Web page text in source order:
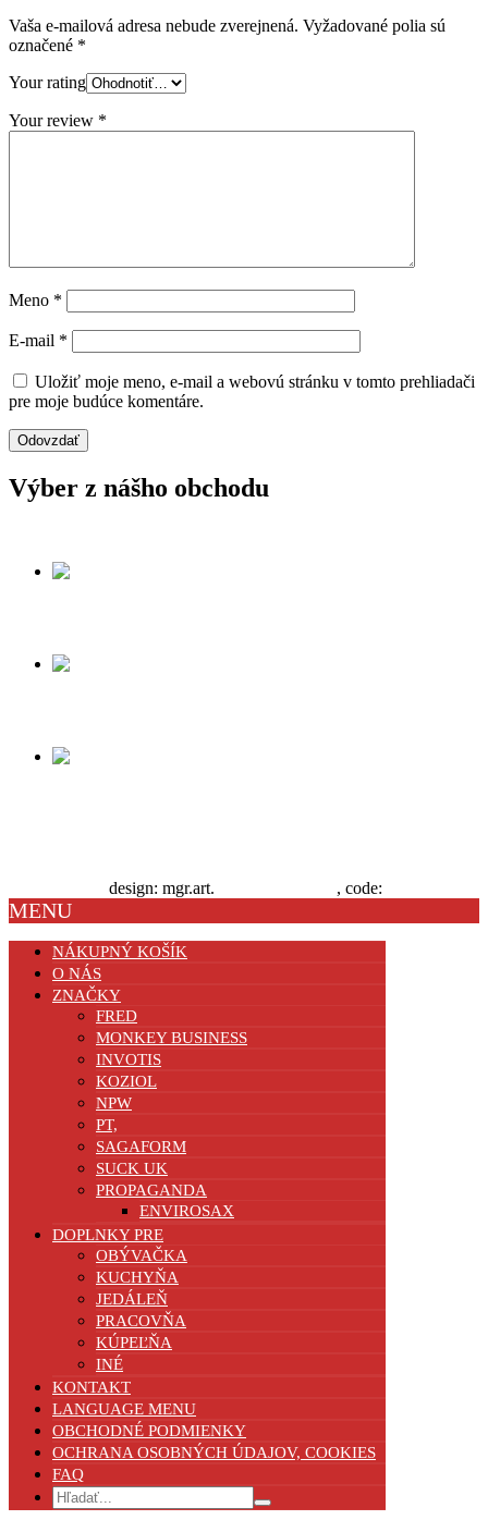
Vaša e-mailová adresa nebude zverejnená. Vyžadované polia sú
označené *
Your rating
Your review *
Meno *
E-mail *
Uložiť moje meno, e-mail a webovú stránku v tomto prehliadači
pre moje budúce komentáre.
Výber z nášho obchodu
design: mgr.art. , code:
MENU
NÁKUPNÝ KOŠÍK
O NÁS
ZNAČKY
FRED
MONKEY BUSINESS
INVOTIS
KOZIOL
NPW
PT,
SAGAFORM
SUCK UK
PROPAGANDA
ENVIROSAX
DOPLNKY PRE
OBÝVAČKA
KUCHYŇA
JEDÁLEŇ
PRACOVŇA
KÚPEĽŇA
INÉ
KONTAKT
LANGUAGE MENU
OBCHODNÉ PODMIENKY
OCHRANA OSOBNÝCH ÚDAJOV, COOKIES
FAQ